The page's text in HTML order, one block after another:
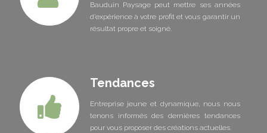
Bauduin Paysage peut mettre ses années
d’expérience à votre profit et vous garantir un
résultat propre et soigné.
Tendances
Entreprise jeune et dynamique, nous nous
tenons informés des dernières tendances
pour vous proposer des créations actuelles.